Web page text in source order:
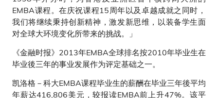
EMBA课程。在庆祝课程15周年以及卓越成就之同时，
我们将继续秉持创新精神，激发新思维，以装备学生面
对全球大环境变化所带来的挑战。」
《金融时报》2013年EMBA全球排名按2010年毕业生在
毕业後三年的事业发展作为评定基础之一。
凯洛格－科大EMBA课程毕业生的薪酬在毕业三年後平均
年薪达416,806美元，较报读EMBA前上升47%。该平